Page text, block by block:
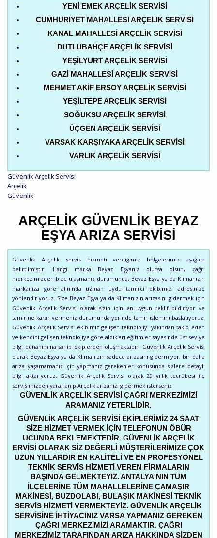
YENI EMEK ARÇELIK SERVISI
CUMHURIYET MAHALLESI ARÇELIK SERVISI
KANAL MAHALLESI ARÇELIK SERVISI
DUTLUBAHÇE ARÇELIK SERVISI
YEŞILYURT ARÇELIK SERVISI
GAZI MAHALLESI ARÇELIK SERVISI
MEHMET AKIF ERSOY ARÇELIK SERVISI
YEŞILTEPE ARÇELIK SERVISI
SOĞUKSU ARÇELIK SERVISI
ÜÇGEN ARÇELIK SERVISI
VARSAK KARŞIYAKA ARÇELIK SERVISI
VARLIK ARÇELIK SERVISI
Güvenlik Arçelik Servisi
Arçelik
Güvenlik
ARÇELIK GÜVENLIK BEYAZ
EŞYA ARIZA SERVISI
Güvenlik Arçelik servis hizmeti verdiğimiz bölgelerimiz aşağıda
belirtilmiştir. Hangi marka Beyaz Eşyanız olursa olsun, çağrı
merkezimizden bize ulaşmanız durumunda, Beyaz Eşya ya da Klimanızın
markanıza göre alınında uzman uydu tamirci ekibimizi adresinize
yönlendiriyoruz. Size Beyaz Eşya ya da Klimanızın arızasını gidermek için
Güvenlik Arçelik Servisi olarak sizin için en uygun teklif bildiriyor ve
tamirine karar vermeniz durumunda yerinde tamir işlemini başlatıyoruz.
Güvenlik Arçelik Servisi ekibimiz gelişen teknolojiyi yakından takip eden
ve kendini gelişen teknolojiye göre aldıkları eğitimler sayesinde üst seviye
bilgi donanımına sahip ekiplerden oluşmaktadır. Güvenlik Arçelik Servisi
olarak Beyaz Eşya ya da Klimanızın sadece arızasını gidermiyor, bir daha
arıza yaşamamanız için yapmanız gerekenler konusunda sizlere detaylı
bilgi aktarıyoruz. Güvenlik Arçelik Servisi olarak 20 yıllık tecrübesi ile
servisimizden yararlanıp Arçelik arızanızı gidermek isterseniz
GÜVENLIK ARÇELIK SERVISI ÇAĞRI MERKEZIMIZI
ARAMANIZ YETERLIDIR.
GÜVENLIK ARÇELIK SERVISI EKIPLERIMIZ 24 SAAT
SIZE HIZMET VERMEK IÇIN TELEFONUN ÖBÜR
UCUNDA BEKLEMEKTEDIR. GÜVENLIK ARÇELIK
ERVISI OLARAK SIZ DEĞERLI MÜŞTERILERIMIZE ÇOK
UZUN YILLARDIR EN KALITELI VE EN PROFESYONEL
TEKNIK SERVIS HIZMETI VEREN FIRMALARIN
BAŞINDA GELMEKTEYIZ. ANTALYA'NIN TÜM
ILÇELERINE TÜM MAHALLELERINE ÇAMAŞIR
MAKINESI, BUZDOLABI, BULAŞIK MAKINESI TEKNIK
SERVIS HIZMETI VERMEKTEYIZ. GÜVENLIK ARÇELIK
SERVISINE IHTIYACINIZ VARSA YAPMANIZ GEREKEN
ÇAĞRI MERKEZIMIZI ARAMAKTIR. ÇAĞRI
MERKEZIMIZ TARAFINDAN ARIZA HAKKINDA SIZDEN